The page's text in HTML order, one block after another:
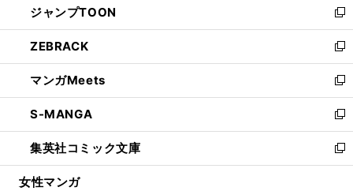
く
で
開
く
ド
ウ
で
開
く
ィ
ン
ド
ウ
で
開
く
い
ウ
ィ
ン
ド
ウ
で
開
く
ジャンプTOON
新
し
い
ウ
ィ
ン
ド
ウ
で
開
ZEBRACK
新
し
い
ウ
ィ
ン
ド
ウ
マンガMeets
新
し
い
ウ
ィ
ン
S-MANGA
新
し
い
ウ
集英社コミック文庫
新
し
女性マンガ